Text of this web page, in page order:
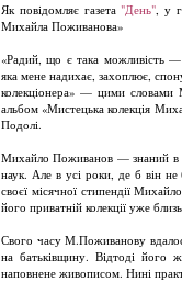
Як повідомляє газета "День" , у
Михайла Поживанова»
«Радий, що є така можливість —
яка мене надихає, захоплює,
колекціонера» — цими словами
альбом «Мистецька колекція
Подолі.
Михайло Поживанов — знаний в
наук. Але в усі роки, де б він
своєї місячної стипендії
його приватній колекції уже
Свого часу М.Поживанову
на батьківщину. Відтоді
наповнене живописом. Нині